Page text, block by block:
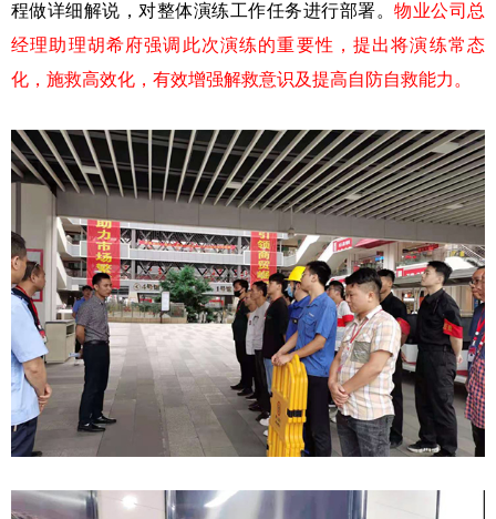
程做详细解说，对整体演练工作任务进行部署。物业公司总
经理助理胡希府强调此次演练的重要性，提出将演练常态
化，施救高效化，有效增强解救意识及提高自防自救能力。